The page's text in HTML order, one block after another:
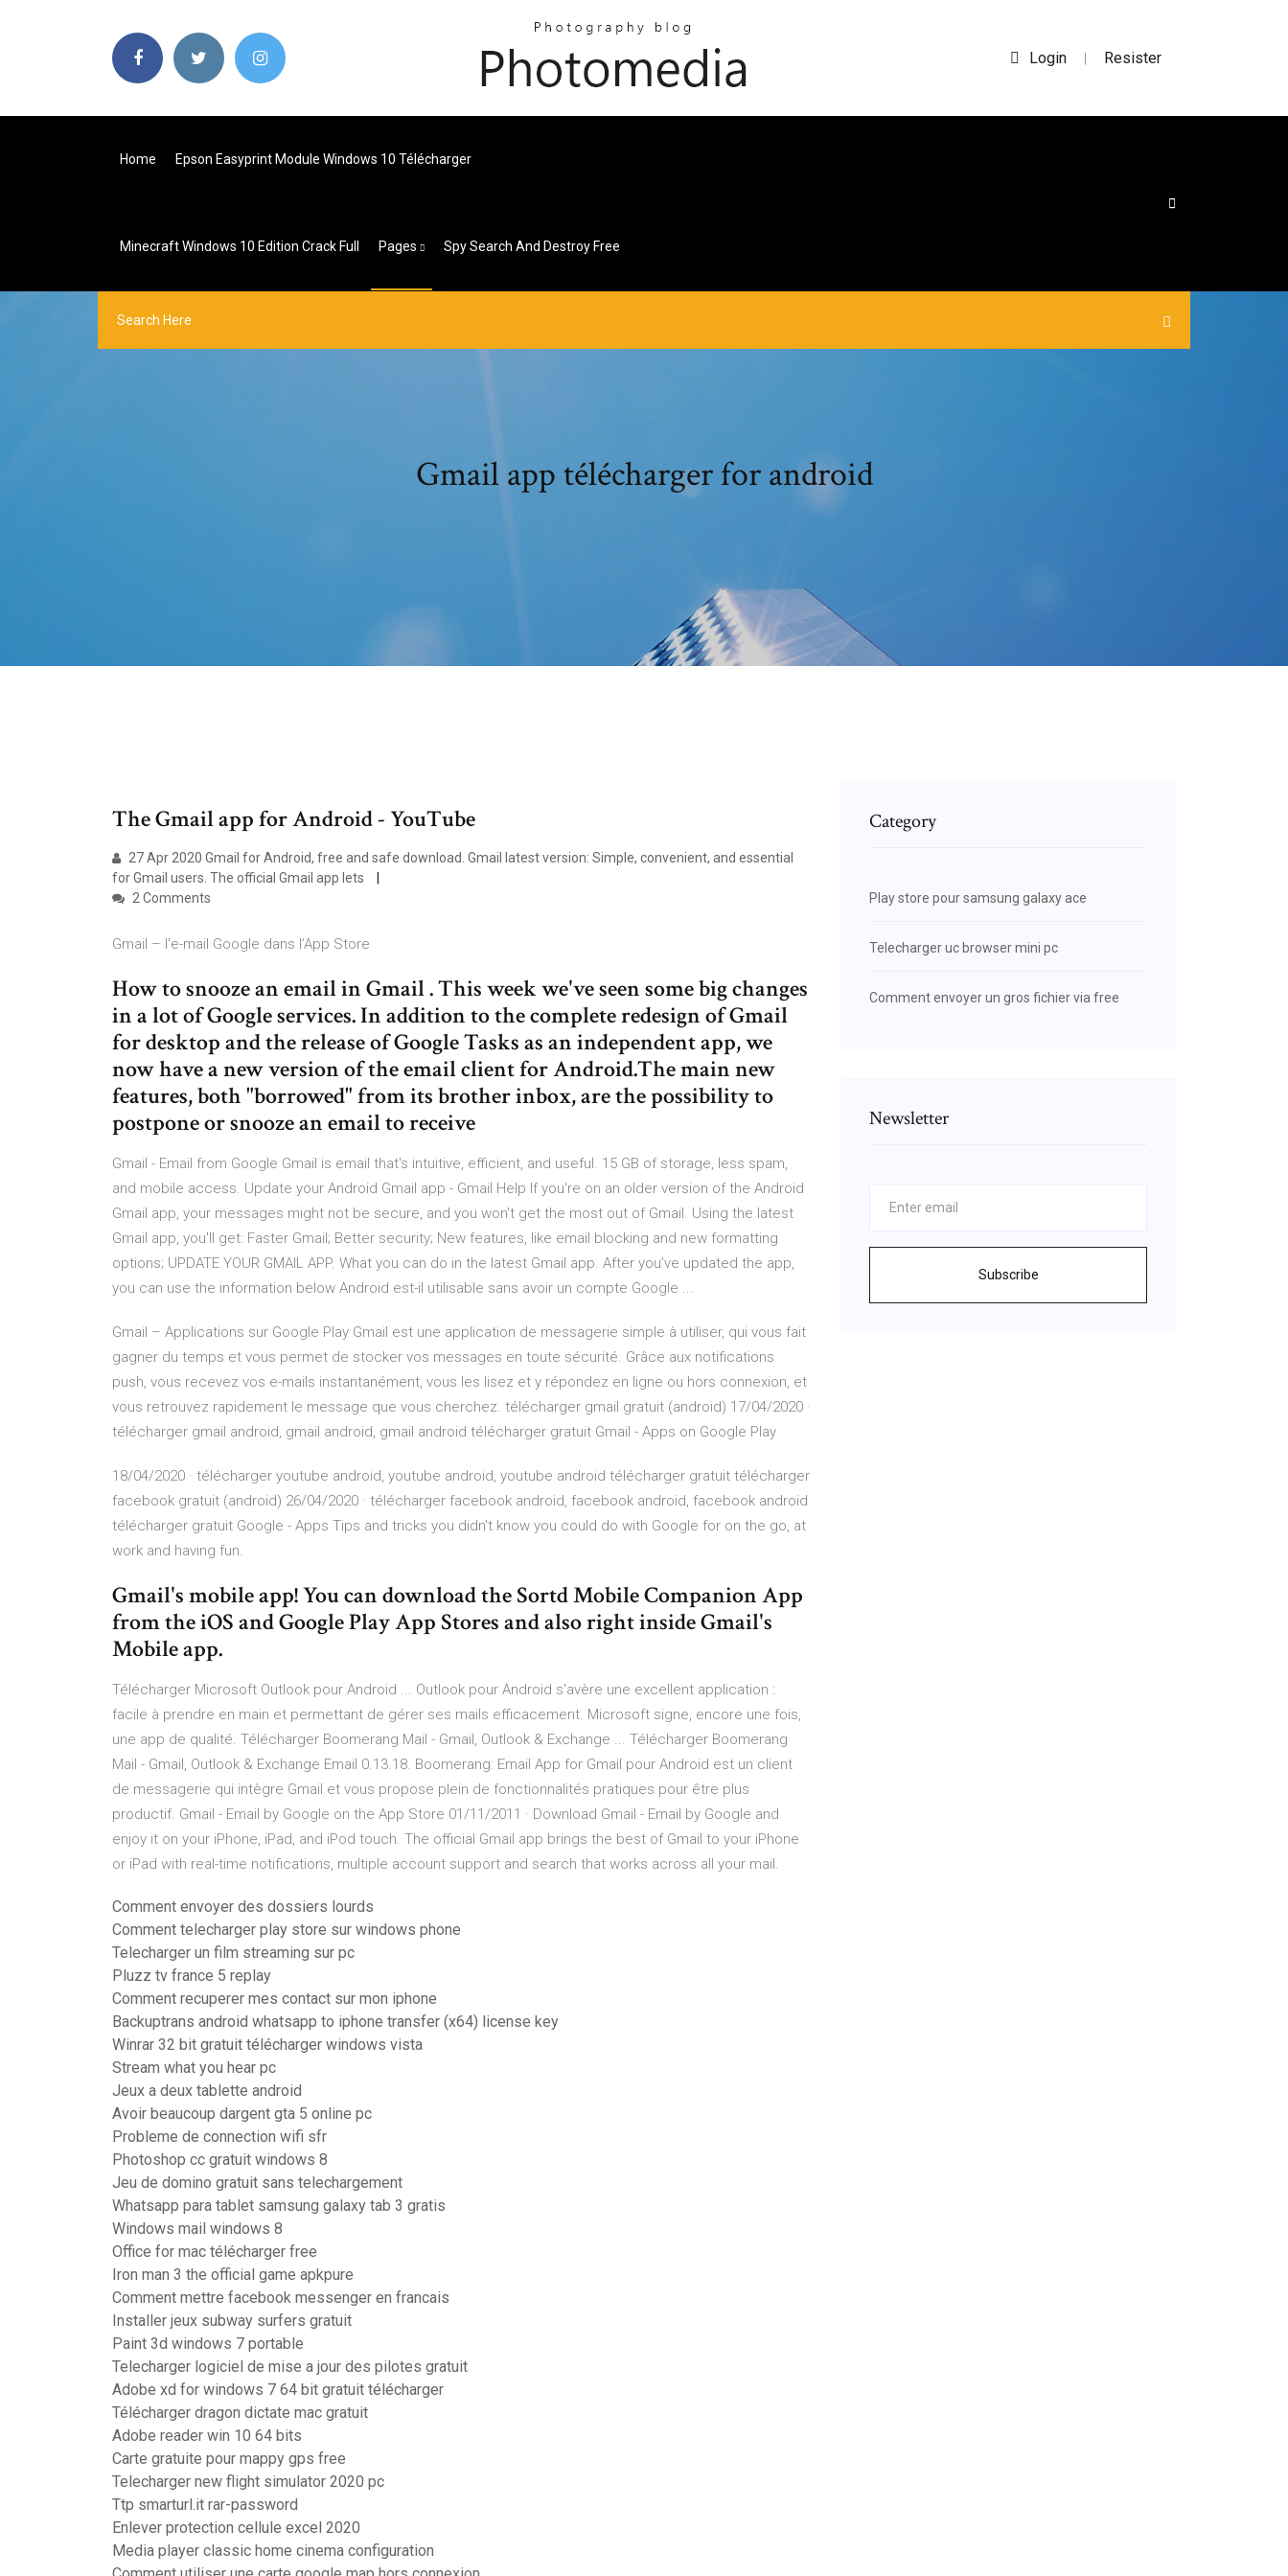
Login | Resister
Home Epson Easyprint Module Windows 10 Télécharger
Minecraft Windows 10 Edition Crack Full Pages Spy Search And Destroy Free
Gmail app télécharger for android
The Gmail app for Android - YouTube
27 Apr 2020 Gmail for Android, free and safe download. Gmail latest version: Simple, convenient, and essential
for Gmail users. The official Gmail app lets
2 Comments
‎Gmail – l'e-mail Google dans l’App Store
How to snooze an email in Gmail . This week we've seen some big changes
in a lot of Google services. In addition to the complete redesign of Gmail
for desktop and the release of Google Tasks as an independent app, we
now have a new version of the email client for Android.The main new
features, both "borrowed" from its brother inbox, are the possibility to
postpone or snooze an email to receive
Gmail - Email from Google Gmail is email that's intuitive, efficient, and useful. 15 GB of storage, less spam,
and mobile access. Update your Android Gmail app - Gmail Help If you're on an older version of the Android
Gmail app, your messages might not be secure, and you won't get the most out of Gmail. Using the latest
Gmail app, you'll get: Faster Gmail; Better security; New features, like email blocking and new formatting
options; UPDATE YOUR GMAIL APP. What you can do in the latest Gmail app. After you’ve updated the app,
you can use the information below Android est-il utilisable sans avoir un compte Google ...
Gmail – Applications sur Google Play Gmail est une application de messagerie simple à utiliser, qui vous fait
gagner du temps et vous permet de stocker vos messages en toute sécurité. Grâce aux notifications
push, vous recevez vos e-mails instantanément, vous les lisez et y répondez en ligne ou hors connexion, et
vous retrouvez rapidement le message que vous cherchez. télécharger gmail gratuit (android) 17/04/2020 ·
télécharger gmail android, gmail android, gmail android télécharger gratuit Gmail - Apps on Google Play
18/04/2020 · télécharger youtube android, youtube android, youtube android télécharger gratuit télécharger
facebook gratuit (android) 26/04/2020 · télécharger facebook android, facebook android, facebook android
télécharger gratuit Google - Apps Tips and tricks you didn't know you could do with Google for on the go, at
work and having fun.
Gmail's mobile app! You can download the Sortd Mobile Companion App
from the iOS and Google Play App Stores and also right inside Gmail's
Mobile app.
Télécharger Microsoft Outlook pour Android ... Outlook pour Android s'avère une excellent application :
facile à prendre en main et permettant de gérer ses mails efficacement. Microsoft signe, encore une fois,
une app de qualité. Télécharger Boomerang Mail - Gmail, Outlook & Exchange ... Télécharger Boomerang
Mail - Gmail, Outlook & Exchange Email 0.13.18. Boomerang: Email App for Gmail pour Android est un client
de messagerie qui intègre Gmail et vous propose plein de fonctionnalités pratiques pour être plus
productif. ‎Gmail - Email by Google on the App Store 01/11/2011 · Download Gmail - Email by Google and
enjoy it on your iPhone, iPad, and iPod touch. ‎The official Gmail app brings the best of Gmail to your iPhone
or iPad with real-time notifications, multiple account support and search that works across all your mail.
Comment envoyer des dossiers lourds
Comment telecharger play store sur windows phone
Telecharger un film streaming sur pc
Pluzz tv france 5 replay
Comment recuperer mes contact sur mon iphone
Backuptrans android whatsapp to iphone transfer (x64) license key
Winrar 32 bit gratuit télécharger windows vista
Stream what you hear pc
Jeux a deux tablette android
Avoir beaucoup dargent gta 5 online pc
Probleme de connection wifi sfr
Photoshop cc gratuit windows 8
Jeu de domino gratuit sans telechargement
Whatsapp para tablet samsung galaxy tab 3 gratis
Windows mail windows 8
Office for mac télécharger free
Iron man 3 the official game apkpure
Comment mettre facebook messenger en francais
Installer jeux subway surfers gratuit
Paint 3d windows 7 portable
Telecharger logiciel de mise a jour des pilotes gratuit
Adobe xd for windows 7 64 bit gratuit télécharger
Télécharger dragon dictate mac gratuit
Adobe reader win 10 64 bits
Carte gratuite pour mappy gps free
Telecharger new flight simulator 2020 pc
Ttp smarturl.it rar-password
Enlever protection cellule excel 2020
Media player classic home cinema configuration
Category
Play store pour samsung galaxy ace
Telecharger uc browser mini pc
Comment envoyer un gros fichier via free
Newsletter
Subscribe